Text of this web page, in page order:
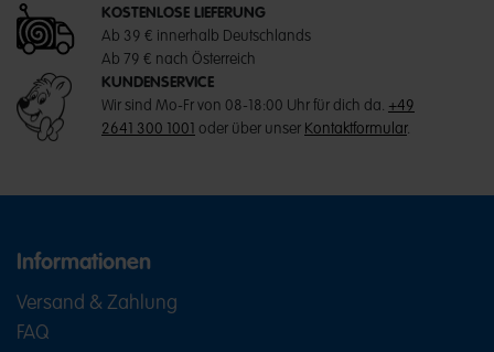
KOSTENLOSE LIEFERUNG
Ab 39 € innerhalb Deutschlands
Ab 79 € nach Österreich
KUNDENSERVICE
Wir sind Mo-Fr von 08-18:00 Uhr für dich da. +49
2641 300 1001
oder über unser Kontaktformular.
Informationen
Versand & Zahlung
FAQ